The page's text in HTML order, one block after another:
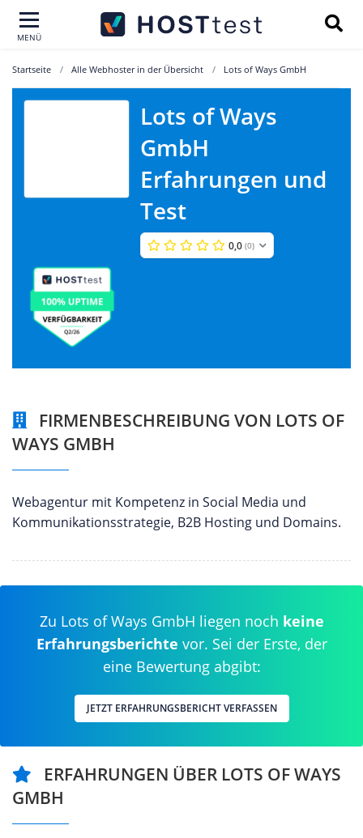
MENÜ
Startseite Alle Webhoster in der Übersicht Lots of Ways GmbH
Lots of Ways
GmbH
Erfahrungen und
Test
0,0 (0)
FIRMENBESCHREIBUNG VON LOTS OF
WAYS GMBH
Webagentur mit Kompetenz in Social Media und
Kommunikationsstrategie, B2B Hosting und Domains.
Zu Lots of Ways GmbH liegen noch keine
Erfahrungsberichte vor. Sei der Erste, der
eine Bewertung abgibt:
JETZT ERFAHRUNGSBERICHT VERFASSEN
ERFAHRUNGEN ÜBER LOTS OF WAYS
GMBH